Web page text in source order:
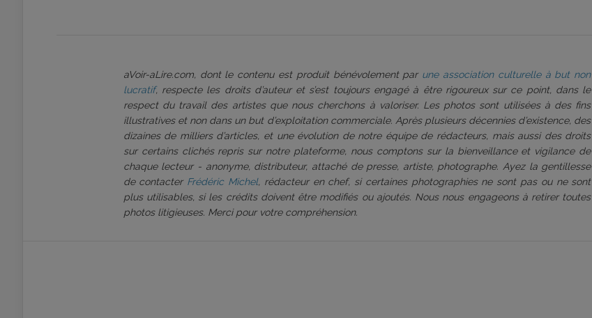
aVoir-aLire.com, dont le contenu est produit bénévolement par une association culturelle à but non
lucratif, respecte les droits d’auteur et s’est toujours engagé à être rigoureux sur ce point, dans le
respect du travail des artistes que nous cherchons à valoriser. Les photos sont utilisées à des fins
illustratives et non dans un but d’exploitation commerciale. Après plusieurs décennies d’existence, des
dizaines de milliers d’articles, et une évolution de notre équipe de rédacteurs, mais aussi des droits
sur certains clichés repris sur notre plateforme, nous comptons sur la bienveillance et vigilance de
chaque lecteur - anonyme, distributeur, attaché de presse, artiste, photographe. Ayez la gentillesse
de contacter Frédéric Michel, rédacteur en chef, si certaines photographies ne sont pas ou ne sont
plus utilisables, si les crédits doivent être modifiés ou ajoutés. Nous nous engageons à retirer toutes
photos litigieuses. Merci pour votre compréhension.